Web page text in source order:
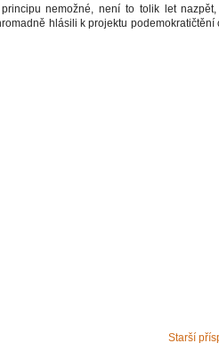
nemožné, není to tolik let
hlásili k projektu podemokratičtění
Starší